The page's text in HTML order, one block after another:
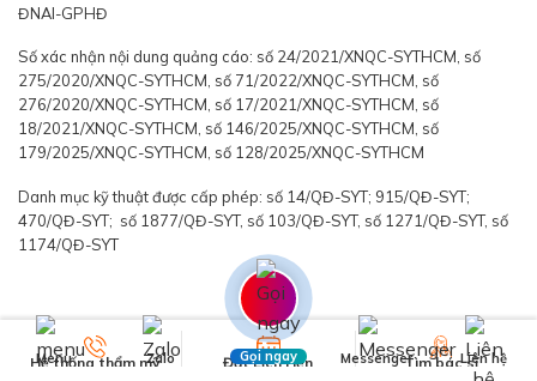
ĐNAI-GPHĐ
Số xác nhận nội dung quảng cáo: số 24/2021/XNQC-SYTHCM, số
275/2020/XNQC-SYTHCM, số 71/2022/XNQC-SYTHCM, số
276/2020/XNQC-SYTHCM, số 17/2021/XNQC-SYTHCM, số
18/2021/XNQC-SYTHCM, số 146/2025/XNQC-SYTHCM, số
179/2025/XNQC-SYTHCM, số 128/2025/XNQC-SYTHCM
Danh mục kỹ thuật được cấp phép: số 14/QĐ-SYT; 915/QĐ-SYT;
470/QĐ-SYT; số 1877/QĐ-SYT, số 103/QĐ-SYT, số 1271/QĐ-SYT, số
1174/QĐ-SYT
Hệ thống thẩm mỹ Đặt Lịch Hẹn Tìm bác sĩ
Menu Zalo Gọi ngay Messenger Liên hệ